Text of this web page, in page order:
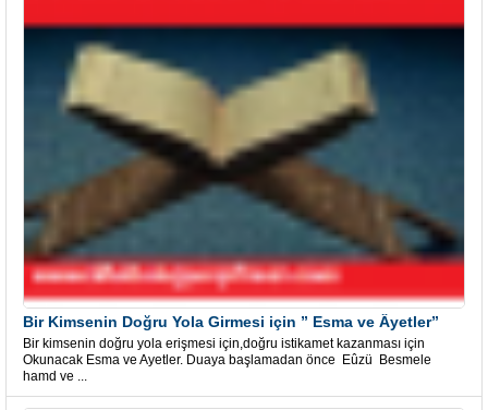
Bir Kimsenin Doğru Yola Girmesi için ” Esma ve Âyetler”
Bir kimsenin doğru yola erişmesi için,doğru istikamet kazanması için
Okunacak Esma ve Ayetler. Duaya başlamadan önce Eûzü Besmele
hamd ve ...